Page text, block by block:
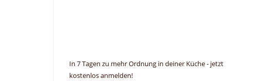
In 7 Tagen zu mehr Ordnung in deiner Küche - jetzt
kostenlos anmelden!